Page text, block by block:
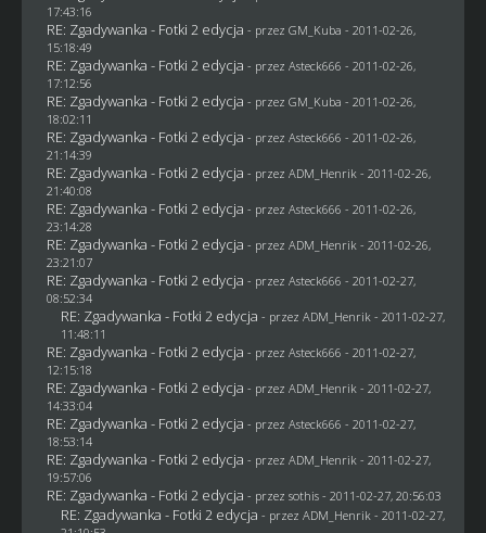
17:43:16
RE: Zgadywanka - Fotki 2 edycja - przez GM_Kuba - 2011-02-26,
15:18:49
RE: Zgadywanka - Fotki 2 edycja - przez Asteck666 - 2011-02-26,
17:12:56
RE: Zgadywanka - Fotki 2 edycja - przez GM_Kuba - 2011-02-26,
18:02:11
RE: Zgadywanka - Fotki 2 edycja - przez Asteck666 - 2011-02-26,
21:14:39
RE: Zgadywanka - Fotki 2 edycja - przez ADM_Henrik - 2011-02-26,
21:40:08
RE: Zgadywanka - Fotki 2 edycja - przez Asteck666 - 2011-02-26,
23:14:28
RE: Zgadywanka - Fotki 2 edycja - przez ADM_Henrik - 2011-02-26,
23:21:07
RE: Zgadywanka - Fotki 2 edycja - przez Asteck666 - 2011-02-27,
08:52:34
RE: Zgadywanka - Fotki 2 edycja - przez ADM_Henrik - 2011-02-27,
11:48:11
RE: Zgadywanka - Fotki 2 edycja - przez Asteck666 - 2011-02-27,
12:15:18
RE: Zgadywanka - Fotki 2 edycja - przez ADM_Henrik - 2011-02-27,
14:33:04
RE: Zgadywanka - Fotki 2 edycja - przez Asteck666 - 2011-02-27,
18:53:14
RE: Zgadywanka - Fotki 2 edycja - przez ADM_Henrik - 2011-02-27,
19:57:06
RE: Zgadywanka - Fotki 2 edycja - przez sothis- 2011-02-27, 20:56:03
RE: Zgadywanka - Fotki 2 edycja - przez ADM_Henrik - 2011-02-27,